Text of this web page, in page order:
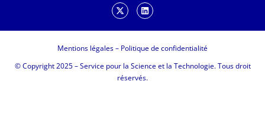
Mentions légales– Politique de confidentialité
© Copyright 2025 – Service pour la Science et la Technologie. Tous droit
réservés.